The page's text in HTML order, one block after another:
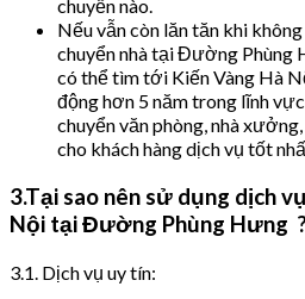
chuyển nào.
Nếu vẫn còn lăn tăn khi
chuyển nhà tại Đường Phùng
có thể tìm tới Kiến Vàng Hà
động hơn 5 năm trong lĩnh
chuyển văn phòng, nhà
cho khách hàng dịch vụ tốt
3.Tại sao nên sử dụng dịch
Nội tại Đường Phùng Hưng
3.1. Dịch vụ uy tín: